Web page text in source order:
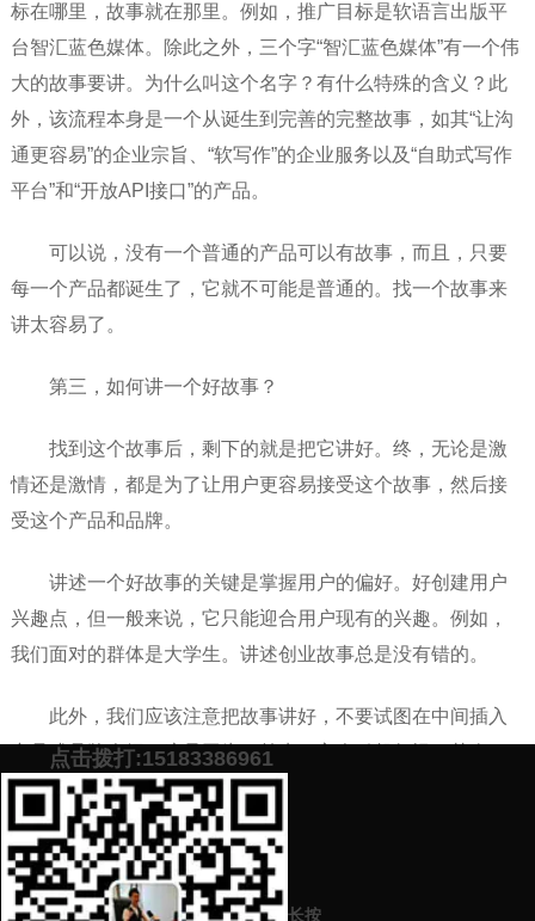
标在哪里，故事就在那里。例如，推广目标是软语言出版平
台智汇蓝色媒体。除此之外，三个字“智汇蓝色媒体”有一个伟
大的故事要讲。为什么叫这个名字？有什么特殊的含义？此
外，该流程本身是一个从诞生到完善的完整故事，如其“让沟
通更容易”的企业宗旨、“软写作”的企业服务以及“自助式写作
平台”和“开放API接口”的产品。
可以说，没有一个普通的产品可以有故事，而且，只要
每一个产品都诞生了，它就不可能是普通的。找一个故事来
讲太容易了。
第三，如何讲一个好故事？
找到这个故事后，剩下的就是把它讲好。终，无论是激
情还是激情，都是为了让用户更容易接受这个故事，然后接
受这个产品和品牌。
讲述一个好故事的关键是掌握用户的偏好。好创建用户
兴趣点，但一般来说，它只能迎合用户现有的兴趣。例如，
我们面对的群体是大学生。讲述创业故事总是没有错的。
此外，我们应该注意把故事讲好，不要试图在中间插入
产品或品牌介绍。这是因为，首先，它会引起怨恨；其次，
讲故事时，自然会引出相关的内容；然后强行插入无疑会增
加画面。这实际上是软文推广中所谓“软文”的表现之一。
预约营销老师 添加微信号：scyxch
案！
点击拨打:15183386961
长按